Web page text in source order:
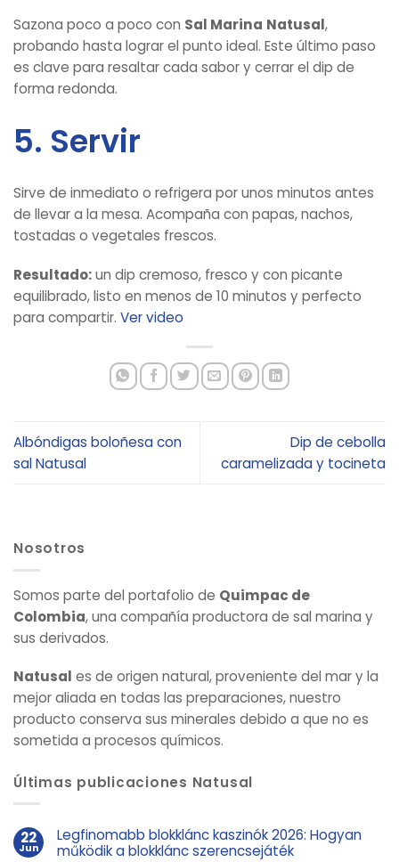
Sazona poco a poco con Sal Marina Natusal,
probando hasta lograr el punto ideal. Este último paso
es clave para resaltar cada sabor y cerrar el dip de
forma redonda.
5. Servir
Sirve de inmediato o refrigera por unos minutos antes
de llevar a la mesa. Acompaña con papas, nachos,
tostadas o vegetales frescos.
Resultado:un dip cremoso, fresco y con picante
equilibrado, listo en menos de 10 minutos y perfecto
para compartir. Ver video
Albóndigas boloñesa con
sal Natusal
Dip de cebolla
caramelizada y tocineta
Nosotros
Somos parte del portafolio de Quimpac de
Colombia, una compañía productora de sal marina y
sus derivados.
Natusal es de origen natural, proveniente del mar y la
mejor aliada en todas las preparaciones, nuestro
producto conserva sus minerales debido a que no es
sometida a procesos químicos.
Últimas publicaciones Natusal
22
Jun
Legfinomabb blokklánc kaszinók 2026: Hogyan
működik a blokklánc szerencsejáték